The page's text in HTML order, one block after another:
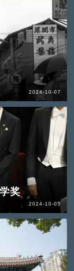
2024-10-07
奖
2024-10-05